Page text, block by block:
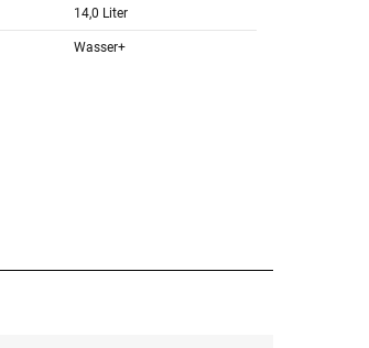
14,0 Liter
Wasser+